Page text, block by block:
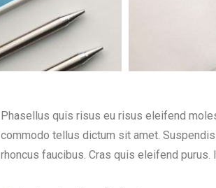
Phasellus quis risus eu risus eleifend
commodo tellus dictum sit amet.
rhoncus faucibus. Cras quis eleifend